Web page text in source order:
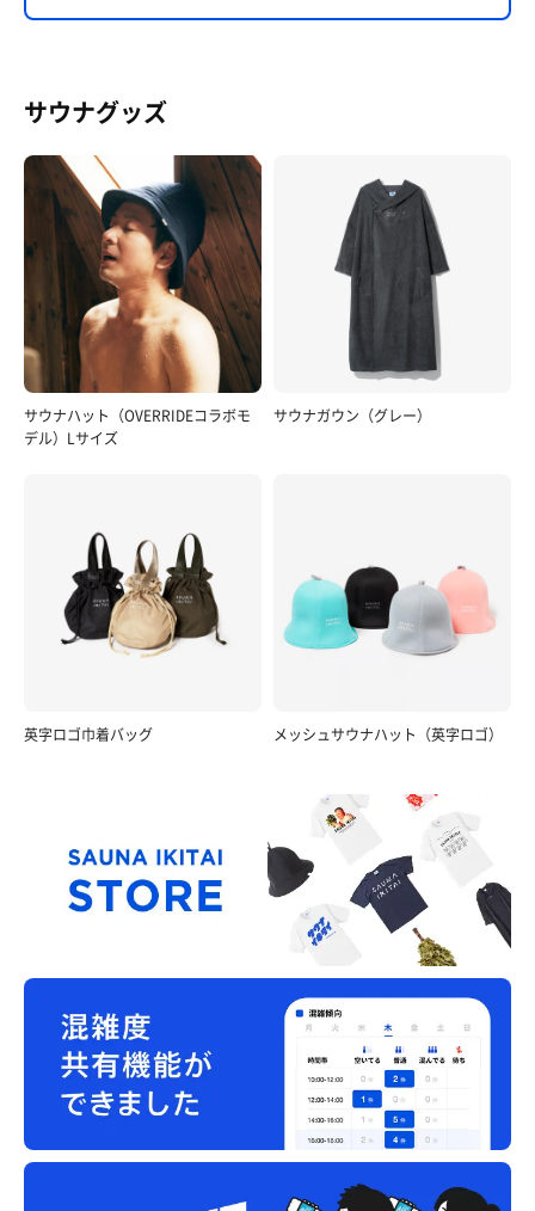
サウナグッズ
サウナハット（OVERRIDEコラボモ
デル）Lサイズ
サウナガウン（グレー）
英字ロゴ巾着バッグ メッシュサウナハット（英字ロゴ）